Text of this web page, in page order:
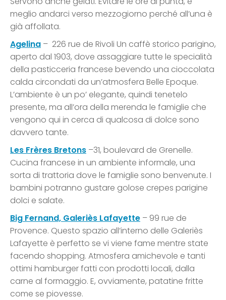
meglio andarci verso mezzogiorno perché all’una è
già affollata.
Agelina – 226 rue de Rivoli Un caffè storico parigino,
aperto dal 1903, dove assaggiare tutte le specialità
della pasticceria francese bevendo una cioccolata
calda circondati da un’atmosfera Belle Epoque.
L’ambiente è un po’ elegante, quindi tenetelo
presente, ma all’ora della merenda le famiglie che
vengono qui in cerca di qualcosa di dolce sono
davvero tante.
Les Frères Bretons –31, boulevard de Grenelle.
Cucina francese in un ambiente informale, una
sorta di trattoria dove le famiglie sono benvenute. I
bambini potranno gustare golose crepes parigine
dolci e salate.
Big Fernand, Galeriès Lafayette – 99 rue de
Provence. Questo spazio all’interno delle Galeriès
Lafayette è perfetto se vi viene fame mentre state
facendo shopping. Atmosfera amichevole e tanti
ottimi hamburger fatti con prodotti locali, dalla
carne al formaggio. E, ovviamente, patatine fritte
come se piovesse.